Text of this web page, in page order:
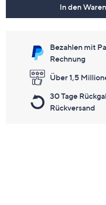
In den
Bezahlen mit
Rechnung
Über 1,5
30 Tage
Rückversand